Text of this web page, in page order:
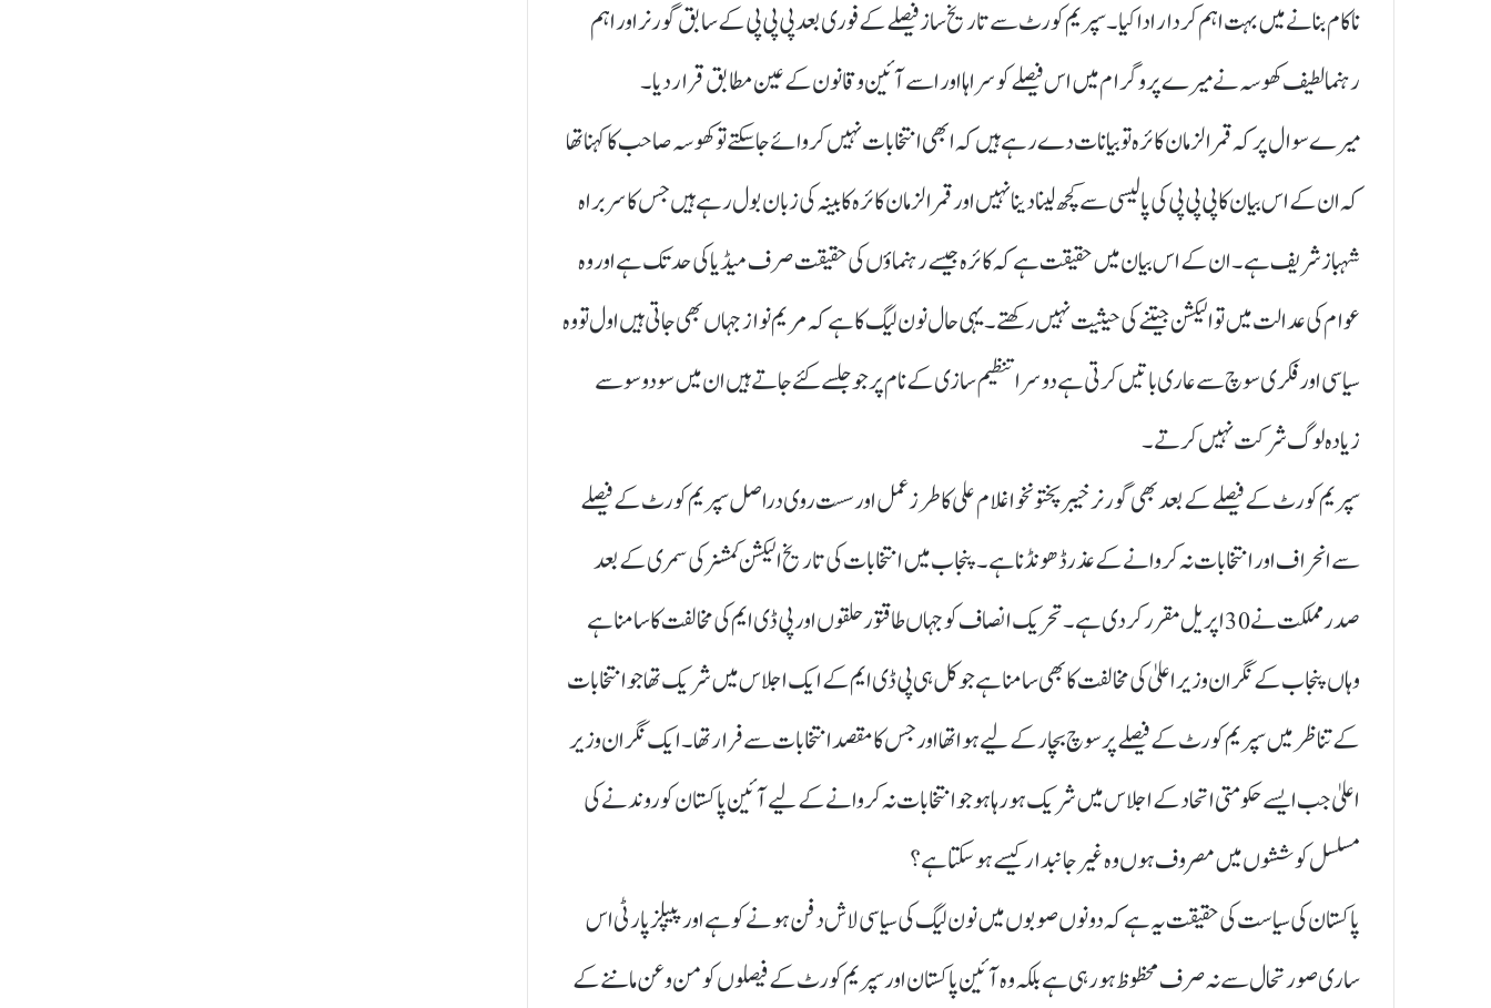
ناکام بنانے میں بہت اہم کردار ادا کیا۔سپریم کورٹ سے تاریخ ساز فیصلے کے فوری بعد پی پی پی کے سابق گورنر اور اہم
رہنما لطیف کھوسہ نے میرے پروگرام میں اس فیصلے کو سراہا اور اسے آئین و قانون کے عین مطابق قرار دیا۔
میرےسوال پر کہ قمر الزمان کائرہ تو بیانات دے رہے ہیں کہ ابھی انتخابات نہیں کروائے جا سکتے تو کھوسہ صاحب کا کہنا تھا
کہ ان کے اس بیان کا پی پی پی کی پالیسی سے کچھ لینا دینا نہیں اور قمر الزمان کائرہ کابینہ کی زبان بول رہے ہیں جس کا سربراہ
شہباز شریف ہے۔ان کے اس بیان میں حقیقت ہے کہ کائرہ جیسے رہنماؤں کی حقیقت صرف میڈیا کی حد تک ہے اور وہ
عوام کی عدالت میں تو الیکشن جیتنے کی حیثیت نہیں رکھتے۔یہی حال نون لیگ کا ہے کہ مریم نواز جہاں بھی جاتی ہیں اول تو وہ
سیاسی اور فکری سوچ سے عاری باتیں کرتی ہے دوسرا تنظیم سازی کے نام پر جو جلسے کئے جاتے ہیں ان میں سو دو سو سے
زیادہ لوگ شرکت نہیں کرتے۔
سپریم کورٹ کے فیصلے کے بعد بھی گورنر خیبر پختونخوا غلام علی کا طرز عمل اور سست روی دراصل سپریم کورٹ کے فیصلے
سے انحراف اور انتخابات نہ کروانے کے عذرڈھونڈنا ہے۔پنجاب میں انتخابات کی تاریخ الیکشن کمشنر کی سمری کے بعد
صدر مملکت نے 30 اپریل مقرر کر دی ہے۔تحریک انصاف کو جہاں طاقتور حلقوں اور پی ڈی ایم کی مخالفت کا سامنا ہے
وہاں پنجاب کے نگران وزیر اعلیٰ کی مخالفت کا بھی سامنا ہے جو کل ہی پی ڈی ایم کے ایک اجلاس میں شریک تھا جو انتخابات
کے تناظر میں سپریم کورٹ کے فیصلے پر سوچ بچار کے لیے ہوا تھا اور جس کا مقصد انتخابات سے فرار تھا۔ایک نگران وزیر
اعلیٰ جب ایسے حکومتی اتحاد کے اجلاس میں شریک ہو رہا ہو جو انتخابات نہ کروانے کے لیے آئین پاکستان کو روندنے کی
مسلسل کوششوں میں مصروف ہوں وہ غیر جانبدار کیسے ہو سکتا ہے؟
پاکستان کی سیاست کی حقیقت یہ ہے کہ دونوں صوبوں میں نون لیگ کی سیاسی لاش دفن ہونے کو ہے اور پیپلز پارٹی اس
ساری صورتحال سے نہ صرف محظوظ ہو رہی ہے بلکہ وہ آئین پاکستان اور سپریم کورٹ کے فیصلوں کو من و عن ماننے کے